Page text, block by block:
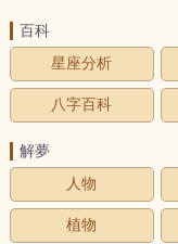
百科
星座分析
八字百科
解夢
人物
植物